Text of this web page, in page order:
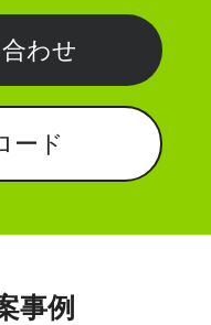
わせ
ード
事例